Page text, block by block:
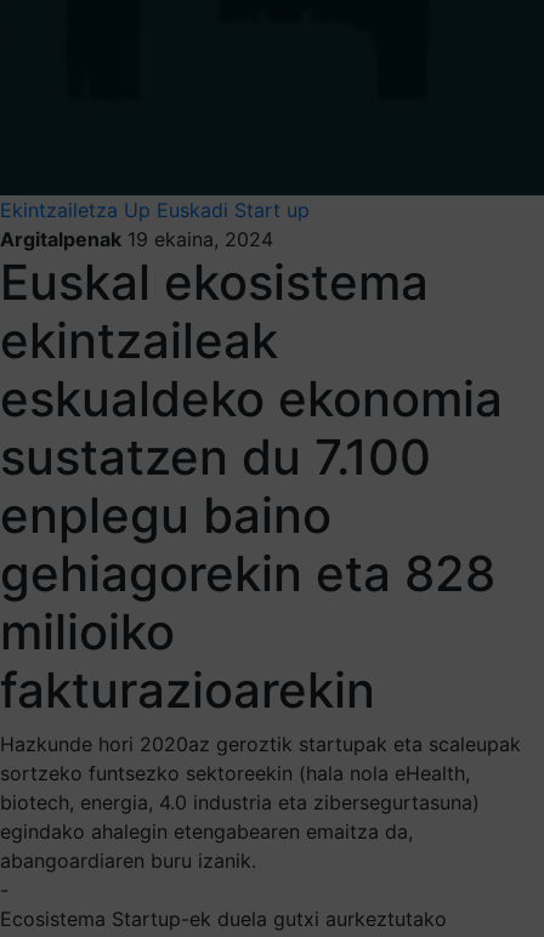
Ekintzailetza Up Euskadi Start up
Argitalpenak 19 ekaina, 2024
Euskal ekosistema
ekintzaileak
eskualdeko ekonomia
sustatzen du 7.100
enplegu baino
gehiagorekin eta 828
milioiko
fakturazioarekin
Hazkunde hori 2020az geroztik startupak eta scaleupak
sortzeko funtsezko sektoreekin (hala nola eHealth,
biotech, energia, 4.0 industria eta zibersegurtasuna)
egindako ahalegin etengabearen emaitza da,
abangoardiaren buru izanik.
-
Ecosistema Startup-ek duela gutxi aurkeztutako